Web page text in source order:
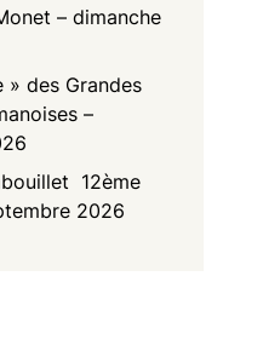
– dimanche
» des Grandes
–
12ème
2026